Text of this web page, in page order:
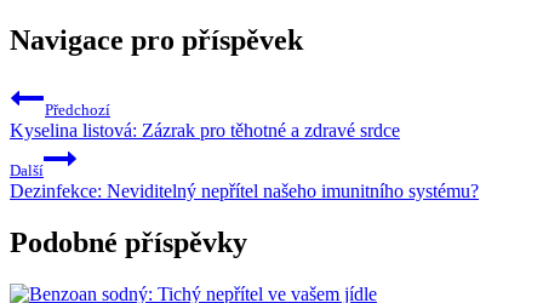
Navigace pro příspěvek
Předchozí
Kyselina listová: Zázrak pro těhotné a zdravé srdce
Další
Dezinfekce: Neviditelný nepřítel našeho imunitního systému?
Podobné příspěvky